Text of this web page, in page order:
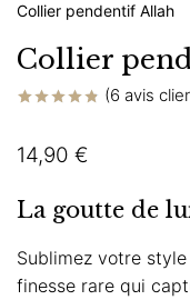
Collier pendentif Allah
Collier
sur
notations
(6 avis
14,90 €
La goutte de
Sublimez votre
finesse rare qui